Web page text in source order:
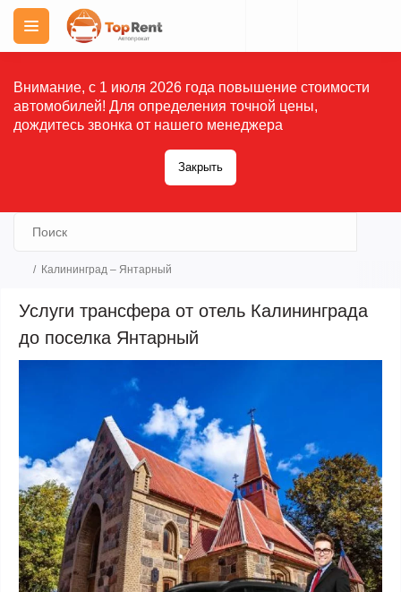
Внимание, с 1 июля 2026 года повышение стоимости
автомобилей! Для определения точной цены,
дождитесь звонка от нашего менеджера
Закрыть
Калининград – Янтарный
Услуги трансфера от отель Калининграда
до поселка Янтарный